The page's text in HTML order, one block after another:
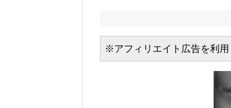
※アフィリエイト広告を利用